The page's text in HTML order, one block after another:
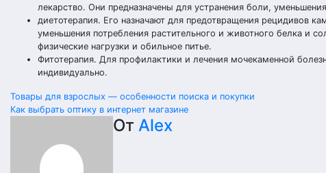
лекарство. Они предназначены для устранения боли,
диетотерапия. Его назначают для предотвращения рецидивов
уменьшения потребления растительного и животного белка и
физические нагрузки и обильное питье.
Фитотерапия. Для профилактики и лечения мочекаменной
индивидуально.
Навигация
записям
Товары для взрослых — особенности поиска и покупки
Как выбрать оптику в интернет магазине
От Alex